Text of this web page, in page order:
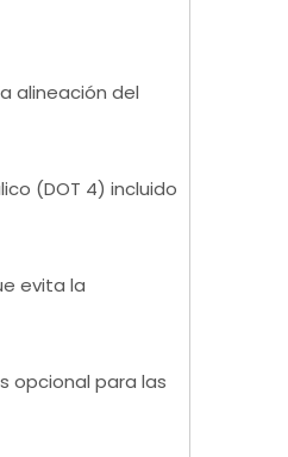
alineación del
(DOT 4) incluido
evita la
opcional para las